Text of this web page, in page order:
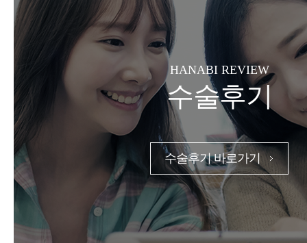
HANABI REVIEW
수술후기
수술후기 바로가기